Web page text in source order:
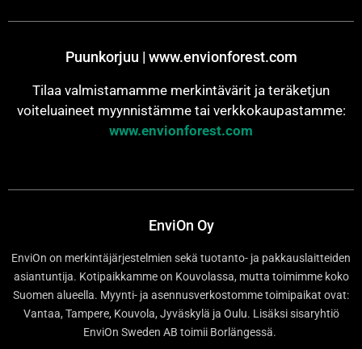
Puunkorjuu | www.envionforest.com
Tilaa valmistamamme merkintävärit ja teräketjun
voiteluaineet myynnistämme tai verkkokaupastamme:
www.envionforest.com
EnviOn Oy
EnviOn on merkintäjärjestelmien sekä tuotanto- ja pakkauslaitteiden
asiantuntija. Kotipaikkamme on Kouvolassa, mutta toimimme koko
Suomen alueella. Myynti- ja asennusverkostomme toimipaikat ovat:
Vantaa, Tampere, Kouvola, Jyväskylä ja Oulu. Lisäksi sisaryhtiö
EnviOn Sweden AB toimii Borlängessä.